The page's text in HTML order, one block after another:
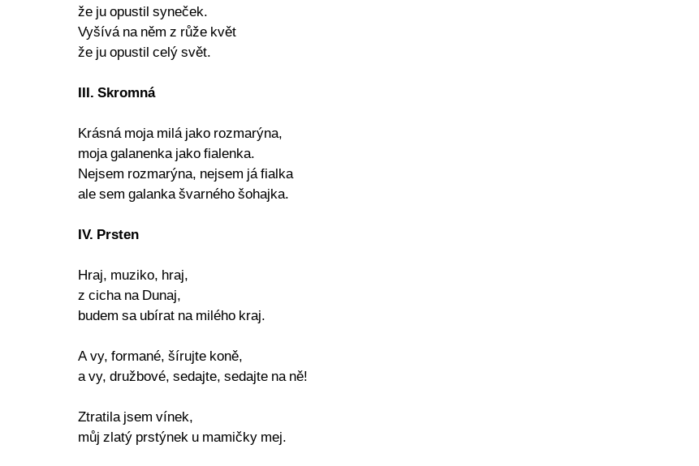
že ju opustil syneček.
Vyšívá na něm z růže květ
že ju opustil celý svět.
III. Skromná
Krásná moja milá jako rozmarýna,
moja galanenka jako fialenka.
Nejsem rozmarýna, nejsem já fialka
ale sem galanka švarného šohajka.
IV. Prsten
Hraj, muziko, hraj,
z cicha na Dunaj,
budem sa ubírat na milého kraj.
A vy, formané, šírujte koně,
a vy, družbové, sedajte, sedajte na ně!
Ztratila jsem vínek,
můj zlatý prstýnek u mamičky mej.